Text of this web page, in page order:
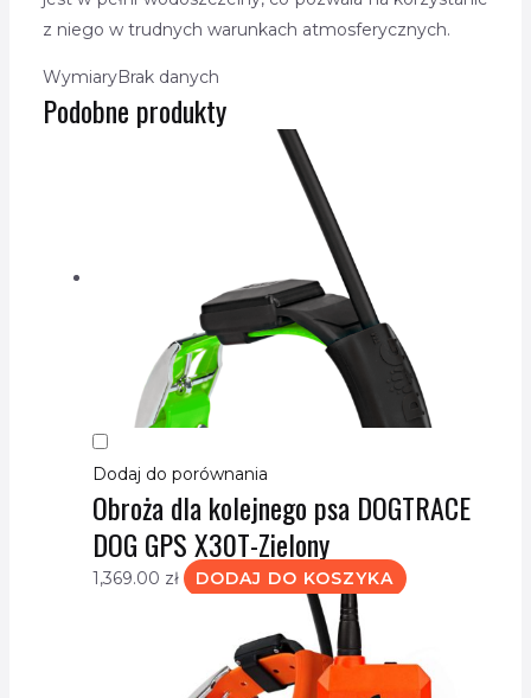
z niego w trudnych warunkach atmosferycznych.
WymiaryBrak danych
Podobne produkty
Dodaj do porównania
Obroża dla kolejnego psa DOGTRACE
DOG GPS X30T-Zielony
1,369.00 zł DODAJ DO KOSZYKA